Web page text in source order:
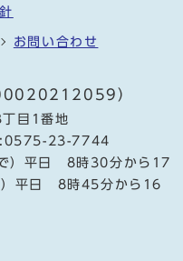
お問い合わせ
）
目1番地
:0575-23-7744
）平日 8時30分から17
）平日 8時45分から16